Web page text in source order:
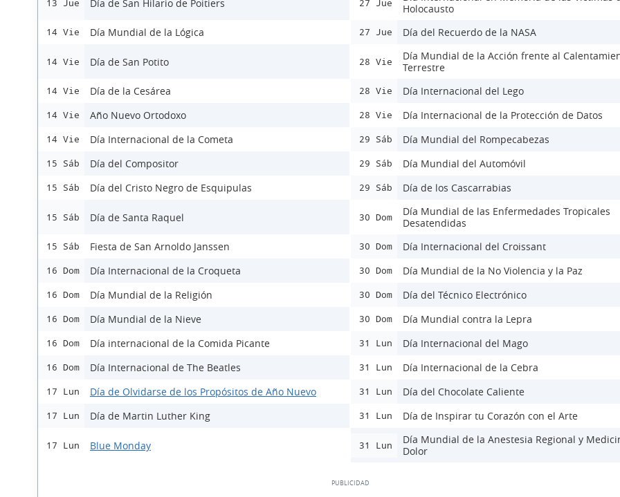
13 Jue Día de San Hilario de Poitiers
14 Vie Día Mundial de la Lógica
14 Vie Día de San Potito
14 Vie Día de la Cesárea
14 Vie Año Nuevo Ortodoxo
14 Vie Día Internacional de la Cometa
15 Sáb Día del Compositor
15 Sáb Día del Cristo Negro de Esquipulas
15 Sáb Día de Santa Raquel
15 Sáb Fiesta de San Arnoldo Janssen
16 Dom Día Internacional de la Croqueta
16 Dom Día Mundial de la Religión
16 Dom Día Mundial de la Nieve
16 Dom Día internacional de la Comida Picante
16 Dom Día Internacional de The Beatles
17 Lun Día de Olvidarse de los Propósitos de Año Nuevo
17 Lun Día de Martin Luther King
17 Lun Blue Monday
27 Jue
Holocausto
27 Jue Día del Recuerdo de la NASA
28 Vie
Día Mundial de la Acción frente al
Terrestre
28 Vie Día Internacional del Lego
28 Vie Día Internacional de la Protección de Datos
29 Sáb Día Mundial del Rompecabezas
29 Sáb Día Mundial del Automóvil
29 Sáb Día de los Cascarrabias
30 Dom
Día Mundial de las Enfermedades Tropicales
Desatendidas
30 Dom Día Internacional del Croissant
30 Dom Día Mundial de la No Violencia y la Paz
30 Dom Día del Técnico Electrónico
30 Dom Día Mundial contra la Lepra
31 Lun Día Internacional del Mago
31 Lun Día Internacional de la Cebra
31 Lun Día del Chocolate Caliente
31 Lun Día de Inspirar tu Corazón con el Arte
31 Lun
Día Mundial de la Anestesia Regional y
Dolor